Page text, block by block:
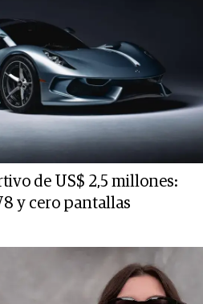
de US$ 2,5 millones:
y cero pantallas